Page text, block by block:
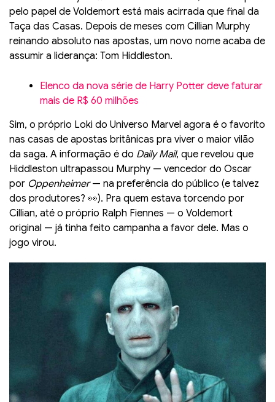
pelo papel de Voldemort está mais acirrada que final da
Taça das Casas. Depois de meses com Cillian Murphy
reinando absoluto nas apostas, um novo nome acaba de
assumir a liderança: Tom Hiddleston.
Elenco da nova série de Harry Potter deve faturar
mais de R$ 60 milhões
Sim, o próprio Loki do Universo Marvel agora é o favorito
nas casas de apostas britânicas pra viver o maior vilão
da saga. A informação é do Daily Mail, que revelou que
Hiddleston ultrapassou Murphy — vencedor do Oscar
por Oppenheimer— na preferência do público (e talvez
dos produtores? 👀). Pra quem estava torcendo por
Cillian, até o próprio Ralph Fiennes — o Voldemort
original — já tinha feito campanha a favor dele. Mas o
jogo virou.